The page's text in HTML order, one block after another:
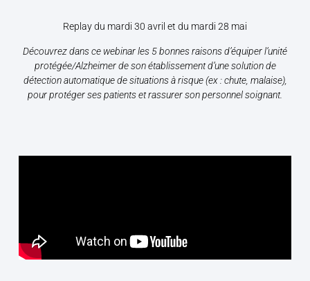
Replay du mardi 30 avril et du mardi 28 mai
Découvrez dans ce webinar les 5 bonnes raisons d’équiper l’unité
protégée/Alzheimer de son établissement d’une solution de
détection automatique de situations à risque (ex : chute, malaise),
pour protéger ses patients et rassurer son personnel soignant.